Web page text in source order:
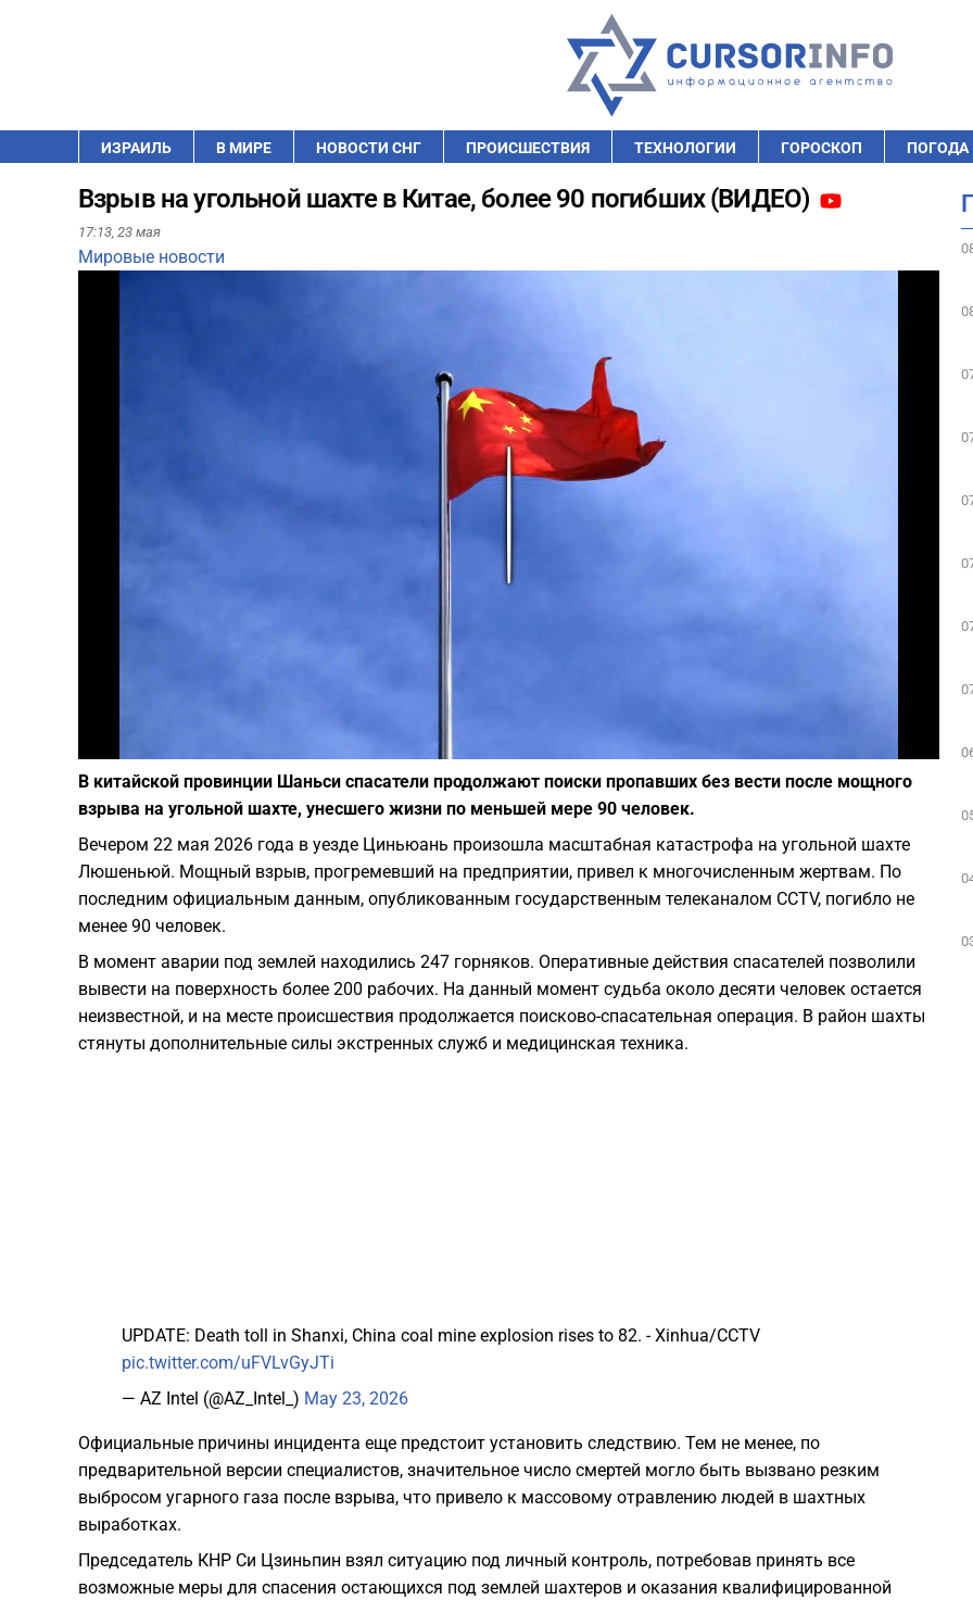
ИЗРАИЛЬ В МИРЕ НОВОСТИ СНГ ПРОИСШЕСТВИЯ ТЕХНОЛОГИИ ГОРОСКОП ПОГОДА
Взрыв на угольной шахте в Китае, более 90 погибших (ВИДЕО)
17:13, 23 мая
Мировые новости
В китайской провинции Шаньси спасатели продолжают поиски пропавших без вести после мощного
взрыва на угольной шахте, унесшего жизни по меньшей мере 90 человек.
​Вечером 22 мая 2026 года в уезде Циньюань произошла масштабная катастрофа на угольной шахте
Люшеньюй. Мощный взрыв, прогремевший на предприятии, привел к многочисленным жертвам. По
последним официальным данным, опубликованным государственным телеканалом CCTV, погибло не
менее 90 человек.
​В момент аварии под землей находились 247 горняков. Оперативные действия спасателей позволили
вывести на поверхность более 200 рабочих. На данный момент судьба около десяти человек остается
неизвестной, и на месте происшествия продолжается поисково-спасательная операция. В район шахты
стянуты дополнительные силы экстренных служб и медицинская техника.
UPDATE: Death toll in Shanxi, China coal mine explosion rises to 82. - Xinhua/CCTV
pic.twitter.com/uFVLvGyJTi
— AZ Intel (@AZ_Intel_) May 23, 2026
​Официальные причины инцидента еще предстоит установить следствию. Тем не менее, по
предварительной версии специалистов, значительное число смертей могло быть вызвано резким
выбросом угарного газа после взрыва, что привело к массовому отравлению людей в шахтных
выработках.
​Председатель КНР Си Цзиньпин взял ситуацию под личный контроль, потребовав принять все
возможные меры для спасения остающихся под землей шахтеров и оказания квалифицированной